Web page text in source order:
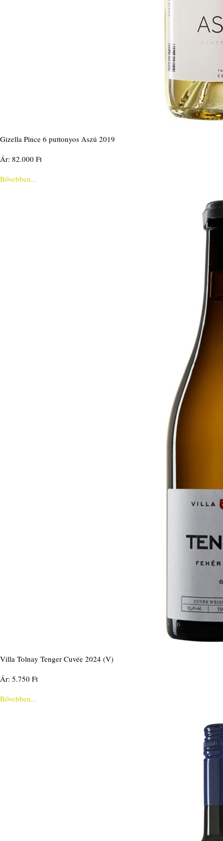
Gizella Pince 6 puttonyos Aszú 2019
Ár: 82.000 Ft
Bővebben...
Villa Tolnay Tenger Cuvée 2024 (V)
Ár: 5.750 Ft
Bővebben...